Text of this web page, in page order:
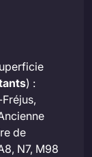
) :
de
N7, M98